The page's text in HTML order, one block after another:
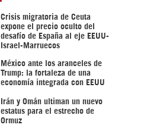
Crisis migratoria de Ceuta
expone el precio oculto del
desafío de España al eje EEUU-
Israel-Marruecos
México ante los aranceles de
Trump: la fortaleza de una
economía integrada con EEUU
Irán y Omán ultiman un nuevo
estatus para el estrecho de
Ormuz